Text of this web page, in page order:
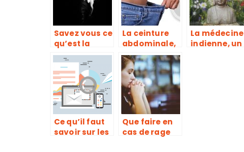
manque de
sommeil
Savez vous ce
qu’est la
cruralgie ?
La ceinture
abdominale,
pour
échapper aux
formes
disgracieuses
La médecine
indienne, un
Ce qu’il faut
savoir sur les
Que faire en
cas de rage